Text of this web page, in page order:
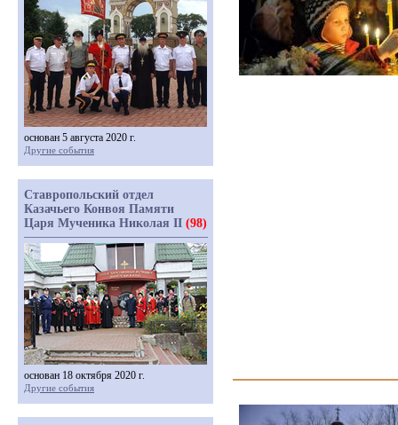
основан 5 августа 2020 г.
Другие события
Ставропольский отдел
Казачьего Конвоя Памяти
Царя Мученика Николая II (98)
основан 18 октября 2020 г.
Другие события